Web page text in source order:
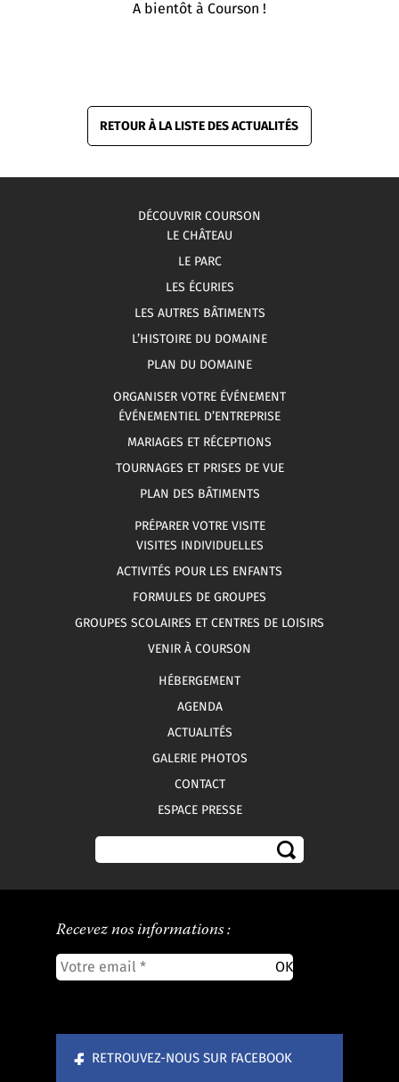
A bientôt à Courson !
RETOUR À LA LISTE DES ACTUALITÉS
DÉCOUVRIR COURSON
LE CHÂTEAU
LE PARC
LES ÉCURIES
LES AUTRES BÂTIMENTS
L’HISTOIRE DU DOMAINE
PLAN DU DOMAINE
ORGANISER VOTRE ÉVÉNEMENT
ÉVÉNEMENTIEL D’ENTREPRISE
MARIAGES ET RÉCEPTIONS
TOURNAGES ET PRISES DE VUE
PLAN DES BÂTIMENTS
PRÉPARER VOTRE VISITE
VISITES INDIVIDUELLES
ACTIVITÉS POUR LES ENFANTS
FORMULES DE GROUPES
GROUPES SCOLAIRES ET CENTRES DE LOISIRS
VENIR À COURSON
HÉBERGEMENT
AGENDA
ACTUALITÉS
GALERIE PHOTOS
CONTACT
ESPACE PRESSE
Recevez nos informations :
RETROUVEZ-NOUS SUR FACEBOOK